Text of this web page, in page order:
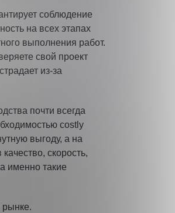
соблюдение
на всех этапах
выполнения работ.
свой проект
из-за
почти всегда
costly
выгоду, а на
скорость,
именно такие
рынке.